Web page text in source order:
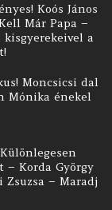
Koós János
Már Papa –
a
Moncsicsi dal
Mónika énekel
– Korda György
Zsuzsa – Maradj